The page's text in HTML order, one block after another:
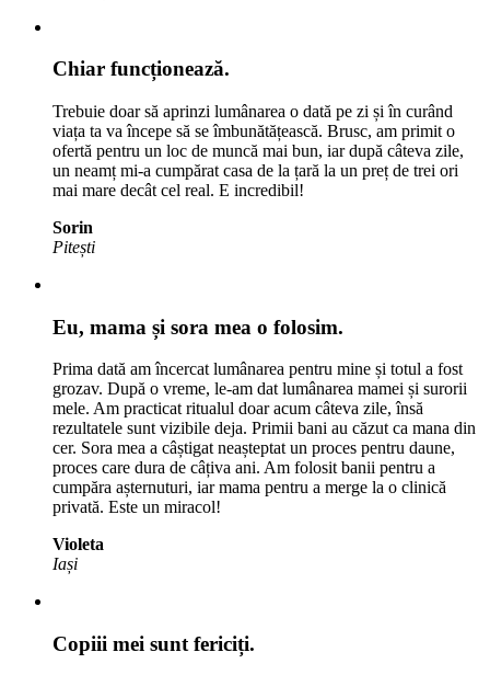
Chiar funcționează.
Trebuie doar să aprinzi lumânarea o dată pe zi și în curând
viața ta va începe să se îmbunătățească. Brusc, am primit o
ofertă pentru un loc de muncă mai bun, iar după câteva zile,
un neamț mi-a cumpărat casa de la țară la un preț de trei ori
mai mare decât cel real. E incredibil!
Sorin
Pitești
Eu, mama și sora mea o folosim.
Prima dată am încercat lumânarea pentru mine și totul a fost
grozav. După o vreme, le-am dat lumânarea mamei și surorii
mele. Am practicat ritualul doar acum câteva zile, însă
rezultatele sunt vizibile deja. Primii bani au căzut ca mana din
cer. Sora mea a câștigat neașteptat un proces pentru daune,
proces care dura de câțiva ani. Am folosit banii pentru a
cumpăra așternuturi, iar mama pentru a merge la o clinică
privată. Este un miracol!
Violeta
Iași
Copiii mei sunt fericiți.